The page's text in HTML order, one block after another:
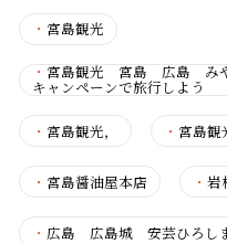
・ 宮島観光
・ 宮島観光 宮島 広島 み
キャンペーンで旅行しよう
・ 宮島観光， ・ 宮島観
・ 宮島醤油屋本店 ・岩
・ 広島 広島城 安芸ひろし